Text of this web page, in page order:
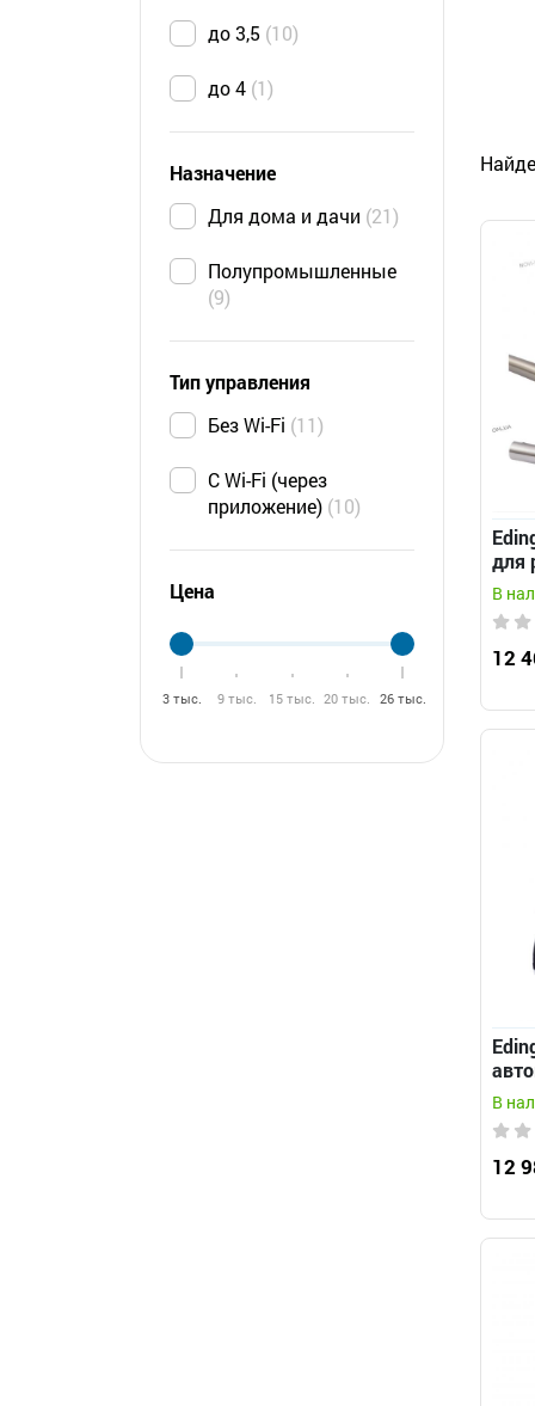
до 3,5 10
до 4 1
Назначение
Для дома и дачи 21
Полупромышленные
9
Тип управления
Без Wi-Fi 11
С Wi-Fi (через
приложение) 10
Цена
3 тыс. 9 тыс. 15 тыс. 20 тыс. 26 тыс.
для
В
12
В
12